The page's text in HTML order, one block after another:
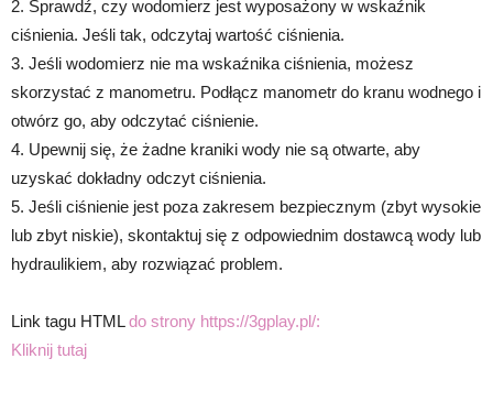
2. Sprawdź, czy wodomierz jest wyposażony w wskaźnik
ciśnienia. Jeśli tak, odczytaj wartość ciśnienia.
3. Jeśli wodomierz nie ma wskaźnika ciśnienia, możesz
skorzystać z manometru. Podłącz manometr do kranu wodnego i
otwórz go, aby odczytać ciśnienie.
4. Upewnij się, że żadne kraniki wody nie są otwarte, aby
uzyskać dokładny odczyt ciśnienia.
5. Jeśli ciśnienie jest poza zakresem bezpiecznym (zbyt wysokie
lub zbyt niskie), skontaktuj się z odpowiednim dostawcą wody lub
hydraulikiem, aby rozwiązać problem.
Link tagu HTMLdo strony https://3gplay.pl/:
Kliknij tutaj